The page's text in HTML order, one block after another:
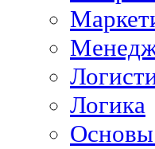
Логика
Основы